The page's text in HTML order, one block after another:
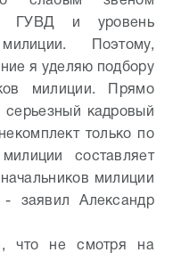
ГУВД и уровень
Поэтому,
я уделяю подбору
милиции. Прямо
кадровый
только по
составляет
милиции
- заявил Александр
что не смотря на